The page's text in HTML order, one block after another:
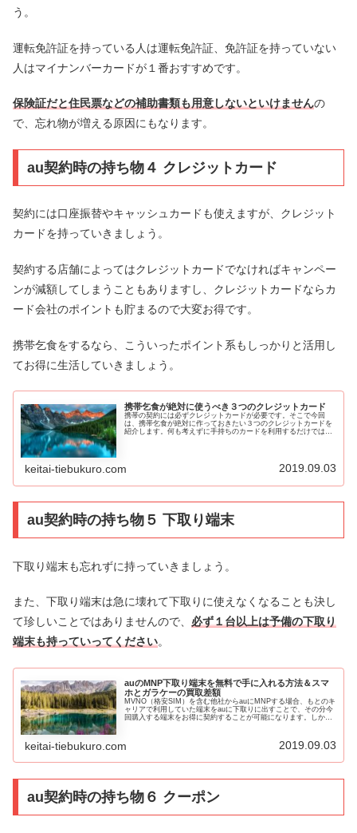
う。
運転免許証を持っている人は運転免許証、免許証を持っていない
人はマイナンバーカードが１番おすすめです。
保険証だと住民票などの補助書類も用意しないといけませんの
で、忘れ物が増える原因にもなります。
au契約時の持ち物４ クレジットカード
契約には口座振替やキャッシュカードも使えますが、クレジット
カードを持っていきましょう。
契約する店舗によってはクレジットカードでなければキャンペー
ンが減額してしまうこともありますし、クレジットカードならカ
ード会社のポイントも貯まるので大変お得です。
携帯乞食をするなら、こういったポイント系もしっかりと活用し
てお得に生活していきましょう。
携帯乞食が絶対に使うべき３つのクレジットカード
携帯の契約には必ずクレジットカードが必要です。そこで今回
は、携帯乞食が絶対に作っておきたい３つのクレジットカードを
紹介します。何も考えずに手持ちのカードを利用するだけでは非
keitai-tiebukuro.com 2019.09.03
au契約時の持ち物５ 下取り端末
下取り端末も忘れずに持っていきましょう。
また、下取り端末は急に壊れて下取りに使えなくなることも決し
て珍しいことではありませんので、 必ず１台以上は予備の下取り
端末も持っていってください。
auのMNP下取り端末を無料で手に入れる方法＆スマ
ホとガラケーの買取差額
MVNO（格安SIM）を含む他社からauにMNPする場合、もとのキ
ャリアで利用していた端末をauに下取りに出すことで、その分今
回購入する端末をお得に契約することが可能になります。しかし
keitai-tiebukuro.com 2019.09.03
au契約時の持ち物６ クーポン